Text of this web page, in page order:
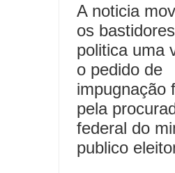
A noticia
os
politica uma
o pedido de
impugnação
pela
federal do
publico